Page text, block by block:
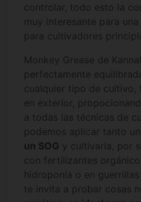
controlar, todo esto la
muy interesante para
para cultivadores
Monkey Grease de
perfectamente
cualquier tipo de cultivo,
en exterior,
a todas las técnicas de
podemos aplicar tanto un
un SOG y cultivarla, por
con fertilizantes
hidroponía o en
te invita a probar cosas